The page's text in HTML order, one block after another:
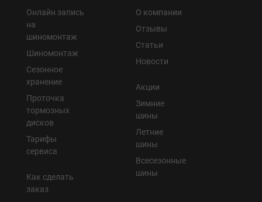
Онлайн запись
на
шиномонтаж
Шиномонтаж
Сезонное
хранение
Проточка
тормозных
дисков
Тарифы
сервиса
Как сделать
заказ
О компании
Отзывы
Статьи
Новости
Акции
Зимние
шины
Летние
шины
Всесезонные
шины